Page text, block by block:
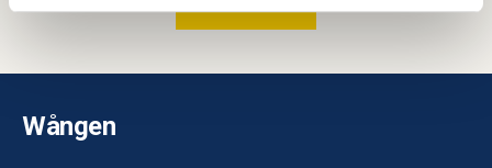
Wången